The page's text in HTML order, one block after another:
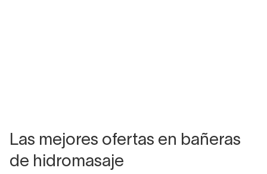
Las mejores ofertas en bañeras
de hidromasaje